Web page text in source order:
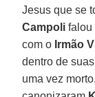
Jesus que se
Campoli falou
com o Irmão
dentro de
uma vez